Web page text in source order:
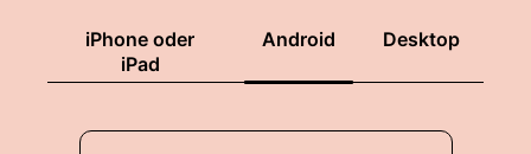
iPhone oder
iPad
Android Desktop